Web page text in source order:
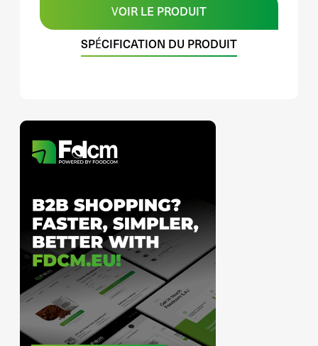
VOIR LE PRODUIT
SPÉCIFICATION DU PRODUIT